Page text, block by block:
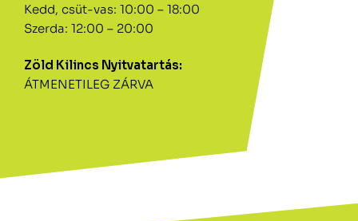
Kedd, csüt-vas: 10:00 – 18:00
Szerda: 12:00 – 20:00
Zöld Kilincs Nyitvatartás:
ÁTMENETILEG ZÁRVA